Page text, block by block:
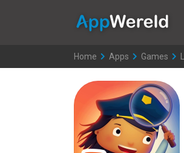
Home >
Apps >
Games